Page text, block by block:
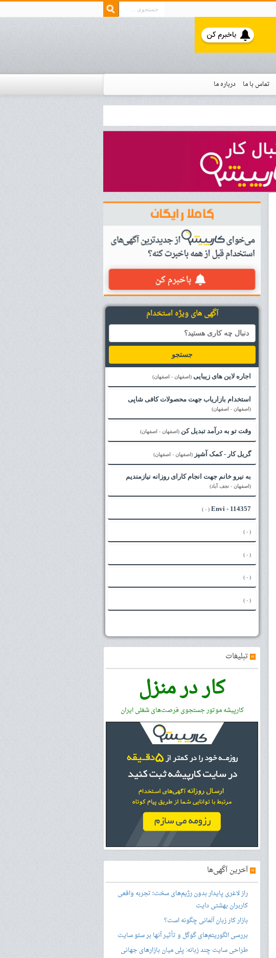
تماس با ما
درباره ما
نوار زمان استخدام
آگهی های ویژه استخدام
جستجو
اجاره لاین های زیبایی (اصفهان - اصفهان)
استخدام بازاریاب جهت محصولات کافی شاپی
(اصفهان - اصفهان)
وقت تو به درآمد تبدیل کن (اصفهان - اصفهان)
گریل کار - کمک آشپز (اصفهان - اصفهان)
به نیرو خانم جهت انجام کارای روزانه نیازمندیم
(اصفهان - نجف آباد)
114357 - Envi
( - )
( - )
( - )
( - )
( - )
»تبلیغات
کار در منزل
کارپیشه موتور جستجوی فرصت‌های شغلی ایران
»آخرین آگهی‌ها
راز لاغری پایدار بدون رژیم‌های سخت؛ تجربه واقعی
کاربران بهشتی دایت
بازار کار زبان آلمانی چگونه است؟
بررسی الگوریتم‌های گوگل و تأثیر آنها بر سئو سایت
طراحی سایت چند زبانه: پلی میان بازارهای جهانی